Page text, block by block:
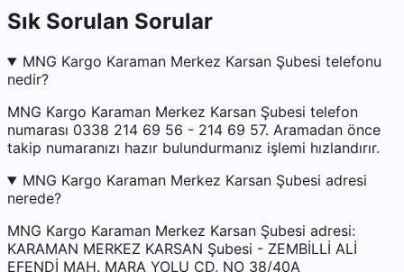
Sık Sorulan Sorular
MNG Kargo Karaman Merkez Karsan Şubesi telefonu
nedir?
MNG Kargo Karaman Merkez Karsan Şubesi telefon
numarası 0338 214 69 56 - 214 69 57. Aramadan önce
takip numaranızı hazır bulundurmanız işlemi hızlandırır.
MNG Kargo Karaman Merkez Karsan Şubesi adresi
nerede?
MNG Kargo Karaman Merkez Karsan Şubesi adresi:
KARAMAN MERKEZ KARSAN Şubesi - ZEMBİLLİ ALİ
EFENDİ MAH. MARA YOLU CD. NO 38/40A